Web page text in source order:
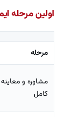
اولین مرحله
مرحله
مشاوره و معاینه
کامل